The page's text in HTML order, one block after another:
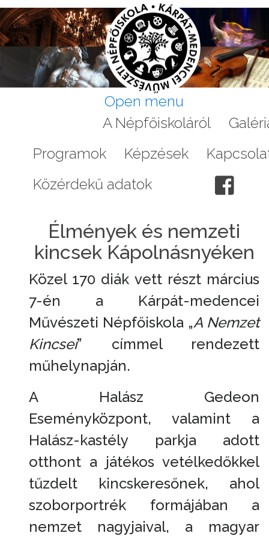
Open menu
A Népfőiskoláról
Programok
Képzések
Közérdekű adatok
Élmények és nemzeti
kincsek Kápolnásnyéken
Közel 170 diák vett részt március
7-én a Kárpát-medencei
Művészeti Népfőiskola „A Nemzet
Kincsei” címmel rendezett
műhelynapján.
A Halász Gedeon
Eseményközpont, valamint a
Halász-kastély parkja adott
otthont a játékos vetélkedőkkel
tűzdelt kincskeresőnek, ahol
szoborportrék formájában a
nemzet nagyjaival, a magyar